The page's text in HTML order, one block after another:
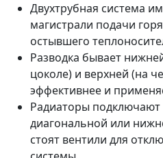
Двухтрубная система
магистрали подачи
остывшего
Разводка бывает
цоколе) и верхней (на
эффективнее и
Радиаторы подключают
диагональной или
стоят вентили для